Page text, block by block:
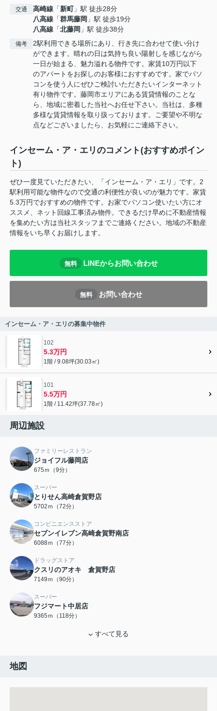
交通 高崎線 「新町」駅 徒歩28分
八高線 「群馬藤岡 」駅 徒歩19分
八高線 「北藤岡 」駅 徒歩38分
備考
2駅利用できる場所にあり、行き先に合わせて使い分け
ができます。晴れの日は気持ち良い陽射しを感じながら
一日が始まる、魅力溢れる物件です。家賃10万円以下
のアパートをお探しのお客様におすすめです。家でパソ
コンを使う人にぜひご検討いただきたいインターネット
有り物件です。藤岡市エリアにある賃貸情報のことな
ら、地域に密着した当社へお任せ下さい。当社は、多種
多様な賃貸情報を取り扱っております。ご要望や不明な
点などございましたら、お気軽にご連絡下さい。
インセーム・ア・エリのコメント(おすすめポイン
ト)
ぜひ一度見ていただきたい、「インセーム・ア・エリ」です。2
駅利用可能な物件なので交通の利便性が良いのが魅力です。家賃
5.3万円でおすすめの物件です。お家でパソコン使いたい方にオ
ススメ、ネット回線工事済み物件。できるだけ早めに不動産情報
を集めたい方は当社スタッフまでご連絡ください。地域の不動産
情報をいち早くお届けします。
無料 LINEからお問い合わせ
無料 お問い合わせ
インセーム・ア・エリの募集中物件
102
5.3万円
1階 / 9.08坪(30.03㎡)
101
5.5万円
1階 / 11.42坪(37.78㎡)
周辺施設
ファミリーレストラン
ジョイフル藤岡店
675ｍ（9分）
スーパー
とりせん高崎倉賀野店
5702ｍ（72分）
コンビニエンスストア
セブンイレブン高崎倉賀野南店
6088ｍ（77分）
ドラッグストア
クスリのアオキ 倉賀野店
7149ｍ（90分）
スーパー
フジマート中居店
9365ｍ（118分）
すべて見る
地図